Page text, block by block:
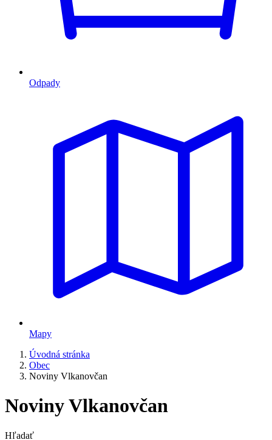
Odpady
Mapy
Úvodná stránka
Obec
Noviny Vlkanovčan
Noviny Vlkanovčan
Hľadať